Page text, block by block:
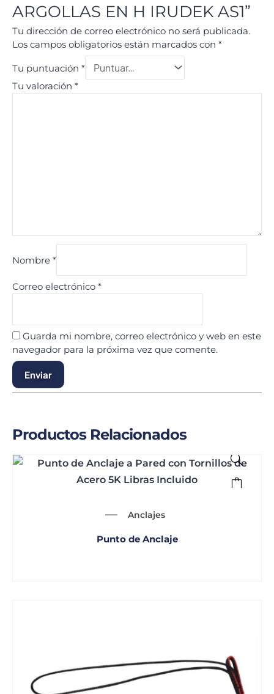
ARGOLLAS EN H IRUDEK AS1”
Tu dirección de correo electrónico no será publicada.
Los campos obligatorios están marcados con *
Tu puntuación *
Tu valoración *
Nombre *
Correo electrónico *
Guarda mi nombre, correo electrónico y web en este
navegador para la próxima vez que comente.
Productos Relacionados
Anclajes
Punto de Anclaje